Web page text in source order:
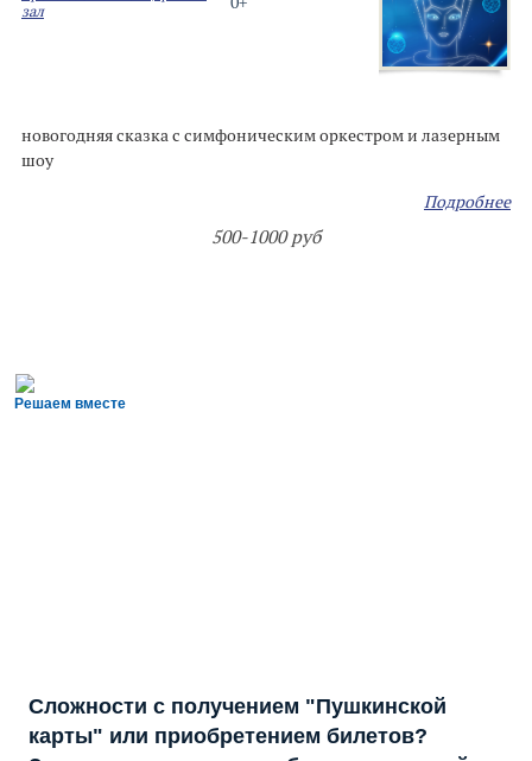
зал
новогодняя сказка с симфоническим оркестром и лазерным
шоу
Подробнее
500-1000 руб
Решаем вместе
Сложности с получением "Пушкинской
карты" или приобретением билетов?